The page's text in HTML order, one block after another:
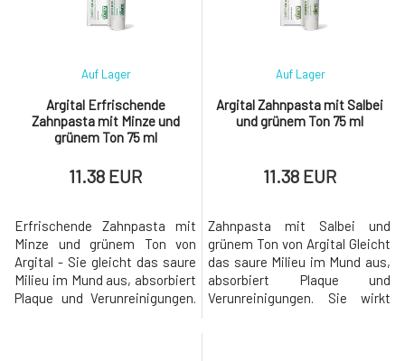
Argital Erfrischende
Zahnpasta mit Minze und
grünem Ton 75 ml
Auf Lager
11.38 EUR
Erfrischende Zahnpasta mit
Minze und grünem Ton von
Argital - Sie gleicht das saure
Milieu im Mund aus, absorbiert
Plaque und Verunreinigungen.
Argital Zahnpasta mit Salbei
und grünem Ton 75 ml
Auf Lager
11.38 EUR
Zahnpasta mit Salbei und
grünem Ton von Argital Gleicht
das saure Milieu im Mund aus,
absorbiert Plaque und
Verunreinigungen. Sie wirkt